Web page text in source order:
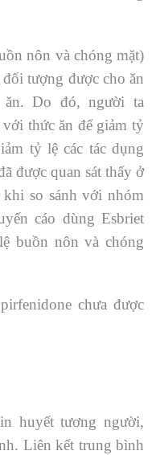
nôn và chóng mặt)
tượng được cho ăn
Do đó, người ta
thức ăn để giảm tỷ
tỷ lệ các tác dụng
được quan sát thấy ở
so sánh với nhóm
cáo dùng Esbriet
buồn nôn và chóng
chưa được
huyết tương người,
Liên kết trung bình